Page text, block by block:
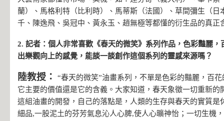
蘭）、馬格利特（比利時）、馬蒂斯（法國）、草間彌生（日
千、陳逸飛、吳冠中、黃永玉、趙無極等都懂的衍生品的真正
2. 記者：個人非常喜歡《春天的微笑》系列作品，色彩豔麗，
出樂觀向上的感覺，能談一談創作這個系列的靈感來源嗎？
陸教授：
“春天的微笑”油畫系列，不單是色彩的豔麗，百
它主要的價值還是它的含義。大家知道，春天象徵一切重新的
這組油畫的開發，自己的落點是，人類的生存與春天的實質是
細品,一股泥土的芬芳氣息沁人心脾,使人心曠神怡；一切生機